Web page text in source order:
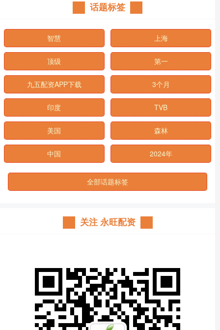
话题标签
智慧 上海
顶级 第一
九五配资APP下载 3个月
印度 TVB
美国 森林
中国 2024年
全部话题标签
关注 永旺配资